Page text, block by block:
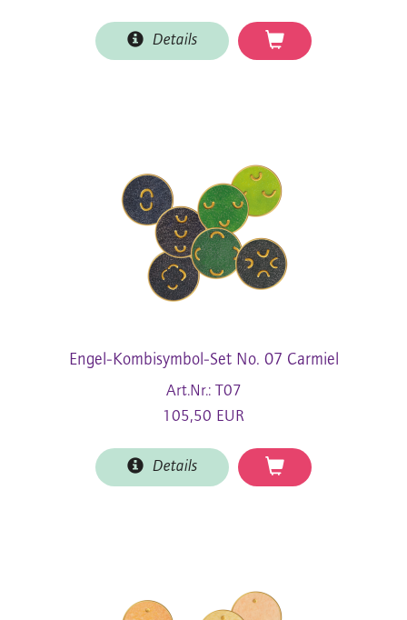
Details
Engel-Kombisymbol-Set No. 07 Carmiel
Art.Nr.: T07
105,50 EUR
Details